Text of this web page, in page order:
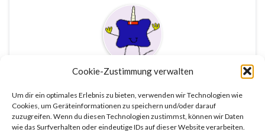
Cookie-Zustimmung verwalten
Um dir ein optimales Erlebnis zu bieten, verwenden wir Technologien wie
Cookies, um Geräteinformationen zu speichern und/oder darauf
zuzugreifen. Wenn du diesen Technologien zustimmst, können wir Daten
wie das Surfverhalten oder eindeutige IDs auf dieser Website verarbeiten.
Ralf P.